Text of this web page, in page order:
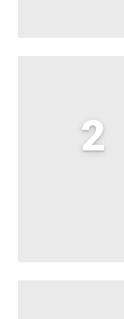
2